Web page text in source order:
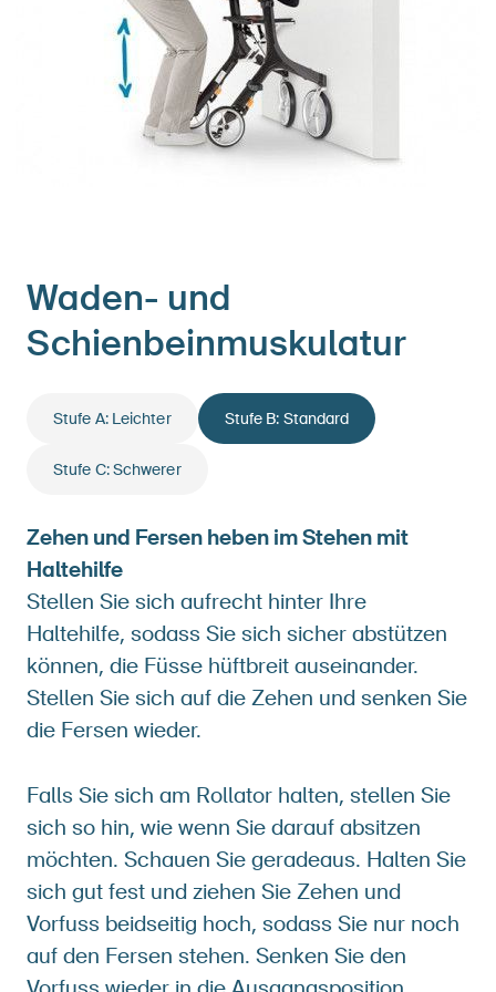
Waden- und
Schienbeinmuskulatur
Zehen und Fersen heben im Stehen mit
Haltehilfe
Stellen Sie sich aufrecht hinter Ihre
Haltehilfe, sodass Sie sich sicher abstützen
können, die Füsse hüftbreit auseinander.
Stellen Sie sich auf die Zehen und senken Sie
die Fersen wieder.
Falls Sie sich am Rollator halten, stellen Sie
sich so hin, wie wenn Sie darauf absitzen
möchten. Schauen Sie geradeaus. Halten Sie
sich gut fest und ziehen Sie Zehen und
Vorfuss beidseitig hoch, sodass Sie nur noch
auf den Fersen stehen. Senken Sie den
Stufe A: Leichter Stufe B: Standard
Stufe C: Schwerer